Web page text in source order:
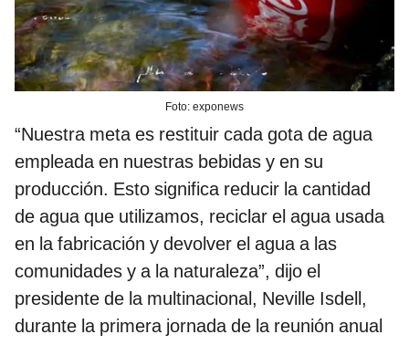
Foto: exponews
“Nuestra meta es restituir cada gota de agua
empleada en nuestras bebidas y en su
producción. Esto significa reducir la cantidad
de agua que utilizamos, reciclar el agua usada
en la fabricación y devolver el agua a las
comunidades y a la naturaleza”, dijo el
presidente de la multinacional, Neville Isdell,
durante la primera jornada de la reunión anual